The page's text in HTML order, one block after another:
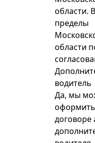
области.
пределы
области
водитель
Да, мы
договоре